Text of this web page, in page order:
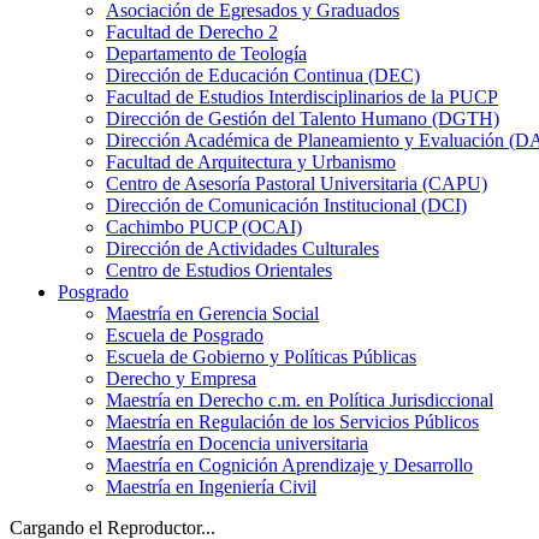
Asociación de Egresados y Graduados
Facultad de Derecho 2
Departamento de Teología
Dirección de Educación Continua (DEC)
Facultad de Estudios Interdisciplinarios de la PUCP
Dirección de Gestión del Talento Humano (DGTH)
Dirección Académica de Planeamiento y Evaluación
Facultad de Arquitectura y Urbanismo
Centro de Asesoría Pastoral Universitaria (CAPU)
Dirección de Comunicación Institucional (DCI)
Cachimbo PUCP (OCAI)
Dirección de Actividades Culturales
Centro de Estudios Orientales
Posgrado
Maestría en Gerencia Social
Escuela de Posgrado
Escuela de Gobierno y Políticas Públicas
Derecho y Empresa
Maestría en Derecho c.m. en Política Jurisdiccional
Maestría en Regulación de los Servicios Públicos
Maestría en Docencia universitaria
Maestría en Cognición Aprendizaje y Desarrollo
Maestría en Ingeniería Civil
Cargando el Reproductor...